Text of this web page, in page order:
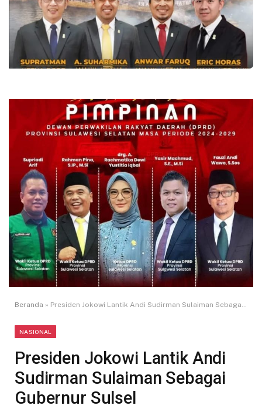
Beranda » Presiden Jokowi Lantik Andi Sudirman Sulaiman Sebagai Gubernur Sulsel
NASIONAL
Presiden Jokowi Lantik Andi
Sudirman Sulaiman Sebagai
Gubernur Sulsel